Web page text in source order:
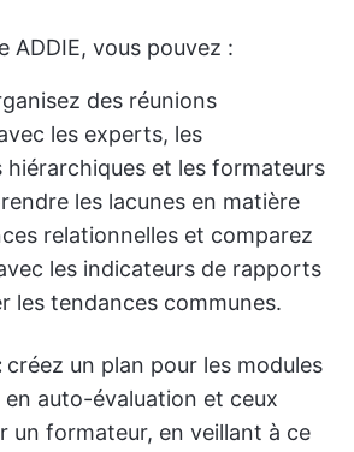
ADDIE, vous pouvez :
des réunions
les experts, les
hiérarchiques et les formateurs
les lacunes en matière
relationnelles et comparez
les indicateurs de rapports
les tendances communes.
créez un plan pour les modules
auto-évaluation et ceux
un formateur, en veillant à ce